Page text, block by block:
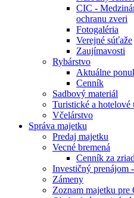
CIC -
ochranu zveri
Fotogaléria
Verejné súťaže
Zaujímavosti
Rybárstvo
Aktuálne
Cenník
Sadbový materiál
Turistické a hotelové
Včelárstvo
Správa majetku
Predaj majetku
Vecné bremená
Cenník za
Investičný prenájom
Zámeny
Zoznam majetku pre